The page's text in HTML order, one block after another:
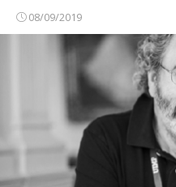
08/09/2019